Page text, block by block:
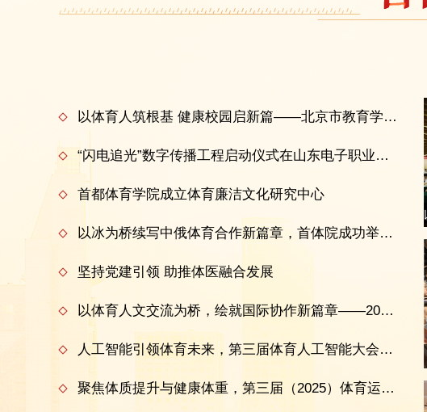
以体育人筑根基 健康校园启新篇——北京市教育学会体教融合专业委员会成立仪式暨北京市健康学校建设校长研讨会顺利举办
“闪电追光”数字传播工程启动仪式在山东电子职业技术学院举行
首都体育学院成立体育廉洁文化研究中心
以冰为桥续写中俄体育合作新篇章，首体院成功举办中俄青年冰球文化交流营
坚持党建引领 助推体医融合发展
以体育人文交流为桥，绘就国际协作新篇章——2025中俄体育高峰论坛暨中俄体育院校联盟年会在首体院成功举办
人工智能引领体育未来，第三届体育人工智能大会成功召开
聚焦体质提升与健康体重，第三届（2025）体育运动与健康学术会议成功举办